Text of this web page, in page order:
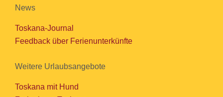
News
Toskana-Journal
Feedback über Ferienunterkünfte
Weitere Urlaubsangebote
Toskana mit Hund